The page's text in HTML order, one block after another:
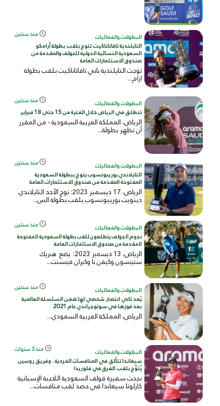
البطولات والفعاليات منذ سنتين
التايلندية تافاتاناكيت تتوج بلقب بطولة أرامكو
السعودية النسائية الدولية للجولف والمقدمة من
صندوق الاستثمارات العامة
توجت التايلندية باتي تافاتاناكيت بلقب بطولة
ارام...
البطولات والفعاليات منذ سنتين
تنطلق في الرياض خلال الفترة من 15 حتى 18 فبراير
الرياض، المملكة العربية السعودية - من المقرر
أن تظهر بطولة...
البطولات والفعاليات منذ سنتين
التايلاندي بوريبونسوب يتوج ببطولة السعودية
المفتوحة المقدمة من صندوق الاستثمارات العامة
الرياض، 17 ديسمبر 2023: توج الأحد التايلاندي
دينويت بوريبونسوب بلقب بطولة الس...
البطولات والفعاليات منذ سنتين
ﻧﺟوم اﻟﺟوﻟف ﯾﺗطﻠﻌون ﻟﻠﻘب ﺑطوﻟﺔ اﻟﺳﻌودﯾﺔ اﻟﻣﻔﺗوﺣﺔ
اﻟﻣﻘدﻣﺔ ﻣن ﺻﻧدوق اﻻﺳﺗﺛﻣﺎرات اﻟﻌﺎﻣﺔ
اﻟرﯾﺎض، 13 دﯾﺳﻣﺑر 2023: ﯾﺿﻊ ھﻧرﯾك
ﺳﺗﯾﻧﺳون وﻛﯾﻔن ﻧﺎ وﻛﯾران ﻓﯾﻧﺳﻧت...
البطولات والفعاليات منذ سنتين
يُعد ثاني انتصار شخصي لها ضمن السلسلة العالمية
بعد فوزها في سوتوجراندي عام 2021
الرياض، المملكة العربية السعودي...
البطولات والفعاليات منذ 3 سنوات
سيغاندا تتألق في المنافسات الفردية.. وفريق روسين
يُتوّج بلقب الفرق في فلوريدا
نجحت سفيرة قولف السعودية اللاعبة الإسبانية
كارلوتا سيغاندا في حصد لقب منافسات...